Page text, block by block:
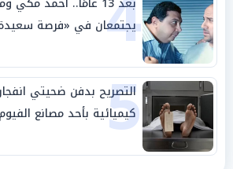
يجتمعان في «فرصة
5
التصريح بدفن ضحيتي
كيميائية بأحد مصانع الفيوم